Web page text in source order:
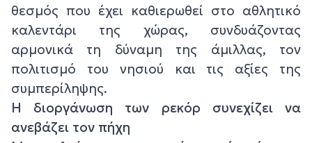
θεσμός που έχει καθιερωθεί στο αθλητικό
καλεντάρι της χώρας, συνδυάζοντας
αρμονικά τη δύναμη της άμιλλας, τον
πολιτισμό του νησιού και τις αξίες της
συμπερίληψης.
Η διοργάνωση των ρεκόρ συνεχίζει να
ανεβάζει τον πήχη